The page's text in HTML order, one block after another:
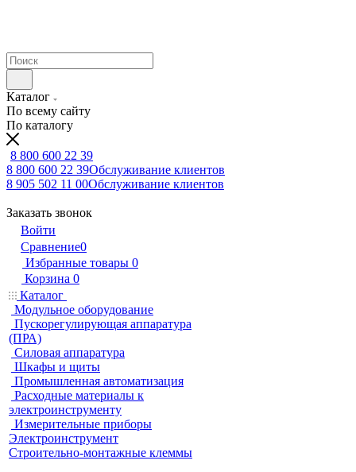
Каталог
По всему сайту
По каталогу
8 800 600 22 39
8 800 600 22 39Обслуживание клиентов
8 905 502 11 00Обслуживание клиентов
Заказать звонок
Войти
Сравнение0
Избранные товары 0
Корзина 0
Каталог
Модульное оборудование
Пускорегулирующая аппаратура
(ПРА)
Силовая аппаратура
Шкафы и щиты
Промышленная автоматизация
Расходные материалы к
электроинструменту
Измерительные приборы
Электроинструмент
Строительно-монтажные клеммы